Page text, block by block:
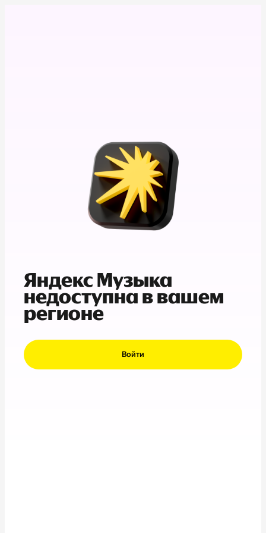
Яндекс Музыка
недоступна в вашем
регионе
Войти